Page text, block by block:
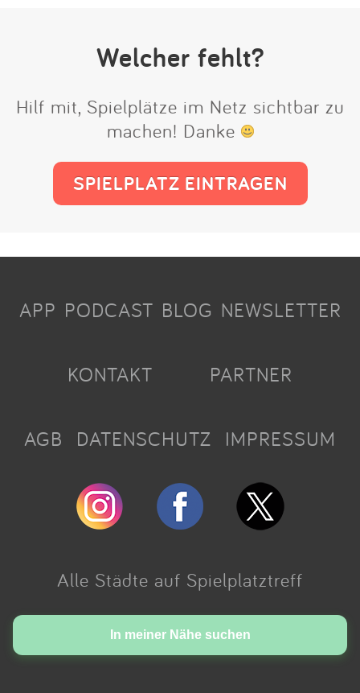
Welcher fehlt?
Hilf mit, Spielplätze im Netz sichtbar zu
machen! Danke
SPIELPLATZ EINTRAGEN
In meiner Nähe suchen
APP PODCAST BLOG NEWSLETTER
KONTAKT PARTNER
AGB DATENSCHUTZ IMPRESSUM
Alle Städte auf Spielplatztreff
Made with love in Cologne.